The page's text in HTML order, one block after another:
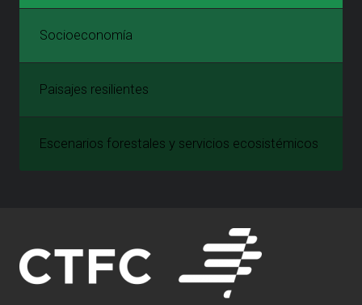
Socioeconomía
Paisajes resilientes
Escenarios forestales y servicios ecosistémicos